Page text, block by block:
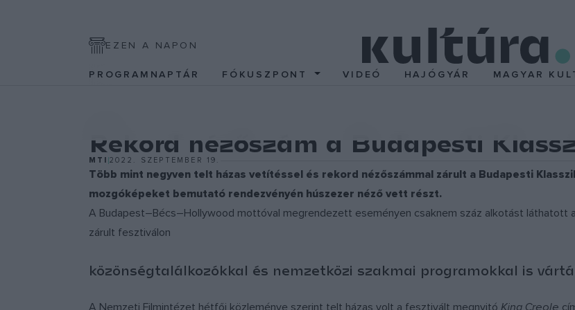
EZEN A NAPON
PROGRAMNAPTÁR FÓKUSZPONT VIDEÓ HAJÓGYÁR MAGYAR
Rekord nézőszám a Budapesti
MTI 2022. SZEPTEMBER 19.
Több mint negyven telt házas vetítéssel és rekord nézőszámmal zárult a Budapesti
mozgóképeket bemutató rendezvényén húszezer néző vett részt.
A Budapest–Bécs–Hollywood mottóval megrendezett eseményen csaknem száz alkotást láthatott
zárult fesztiválon
közönségtalálkozókkal és nemzetközi szakmai programokkal is
A Nemzeti Filmintézet hétfői közleménye szerint telt házas volt a fesztivált megnyitó King Creole